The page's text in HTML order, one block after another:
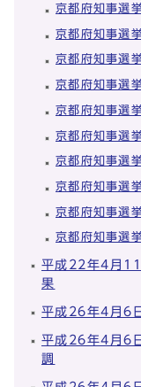
京都府知事選
京都府知事選
京都府知事選
京都府知事選
京都府知事選
京都府知事選
京都府知事選
京都府知事選
京都府知事選
京都府知事選
平成22年4月
果
平成26年4月6
平成26年4月6
調